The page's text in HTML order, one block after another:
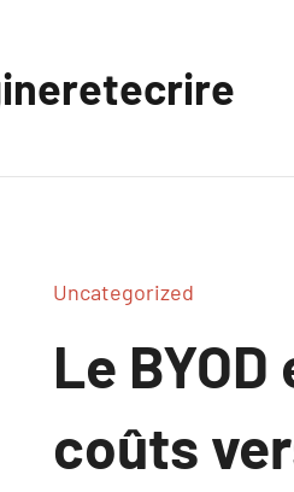
Uncategorized
Le
coûts